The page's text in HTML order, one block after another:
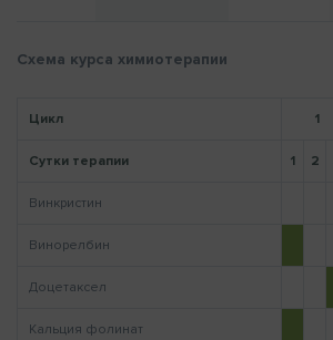
Схема курса химиотерапии
Цикл 1
Сутки терапии 1 2
Винкристин
Винорелбин
Доцетаксел
Кальция фолинат